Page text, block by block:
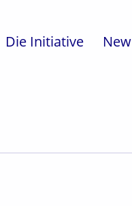
Die Initiative